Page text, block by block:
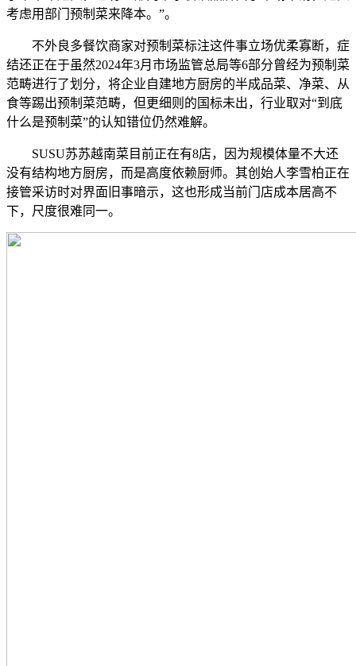
考虑用部门预制菜来降本。”。
不外良多餐饮商家对预制菜标注这件事立场优柔寡断，症
结还正在于虽然2024年3月市场监管总局等6部分曾经为预制菜
范畴进行了划分，将企业自建地方厨房的半成品菜、净菜、从
食等踢出预制菜范畴，但更细则的国标未出，行业取对“到底
什么是预制菜”的认知错位仍然难解。
SUSU苏苏越南菜目前正在有8店，因为规模体量不大还
没有结构地方厨房，而是高度依赖厨师。其创始人李雪柏正在
接管采访时对界面旧事暗示，这也形成当前门店成本居高不
下，尺度很难同一。